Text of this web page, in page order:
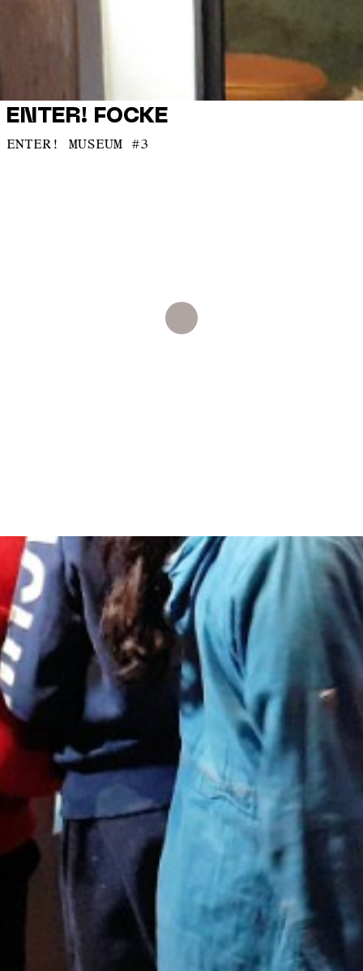
ENTER! FOCKE
ENTER! MUSEUM #3